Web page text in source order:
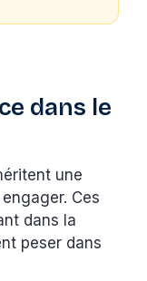
dans le
une
Ces
dans la
peser dans